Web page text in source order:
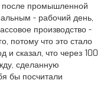
промышленной
- рабочий день,
производство -
потому что это стало
сказал, что через 100
сделанную
бы посчитали